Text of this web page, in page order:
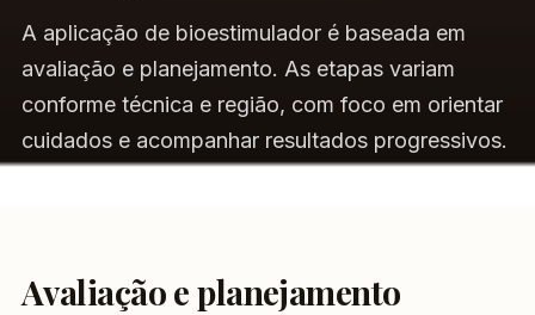
A aplicação de bioestimulador é baseada em
avaliação e planejamento. As etapas variam
conforme técnica e região, com foco em orientar
cuidados e acompanhar resultados progressivos.
Avaliação e planejamento